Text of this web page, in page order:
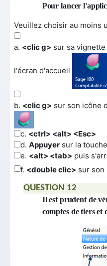
Pour lancer
Veuillez choisir au moins
a. <clic g> sur sa
l'écran d'accueil
b. <clic g> sur son icône
c. <ctrl> <alt> <Esc>
d. Appuyer sur la
e. <alt> <tab> puis
f. <double clic> sur son
QUESTION 12
Il est prudent de
comptes de tiers